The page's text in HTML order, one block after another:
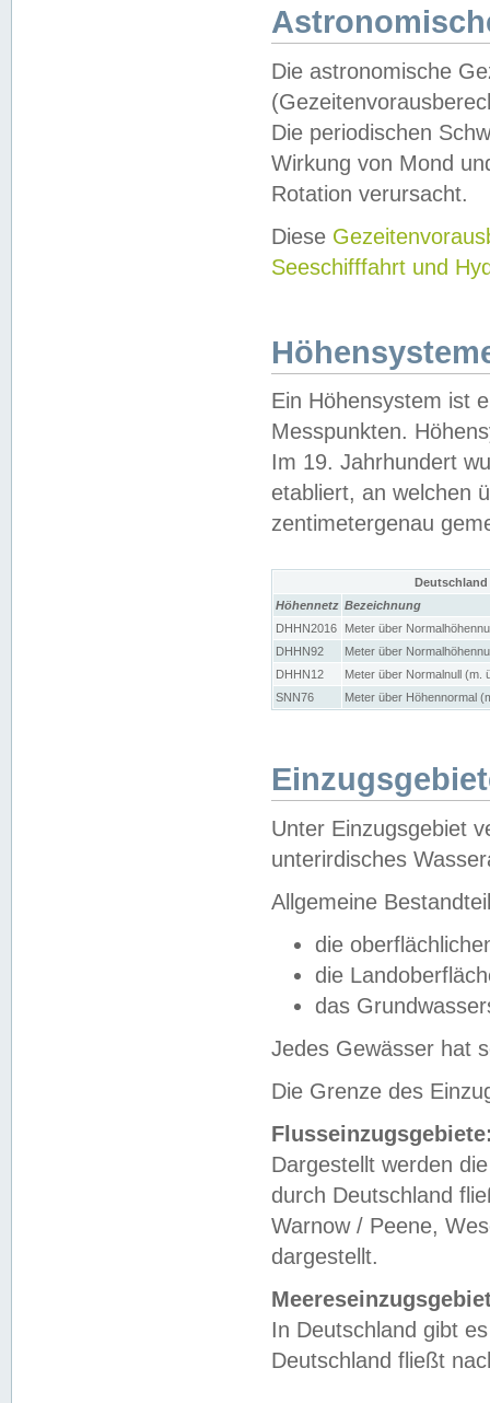
Die astronomische
Die periodischen
Wirkung von Mond
Rotation verursacht.
Diese
Seeschifffahrt und
Ein Höhensystem ist
Messpunkten.
Im 19. Jahrhundert
etabliert, an welchen
zentimetergenau
Höhennetz Bezeichnung
DHHN2016
Meter über
DHHN92
Meter über
DHHN12
Meter über Normalnull (m.
SNN76
Meter über Höhennormal
Unter Einzugsgebiet
unterirdisches
Allgemeine
die
die
das
Jedes Gewässer hat
Die Grenze des
Dargestellt werden
durch Deutschland
Warnow / Peene,
dargestellt.
In Deutschland gibt
Deutschland fließt